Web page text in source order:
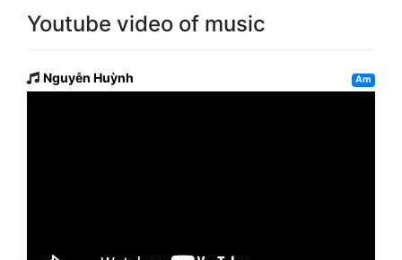
Youtube video of music
Nguyễn Huỳnh Am